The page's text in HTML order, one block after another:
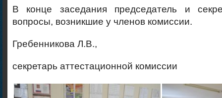
В конце заседания председатель и
вопросы, возникшие у членов комиссии.
Гребенникова Л.В.,
секретарь аттестационной комиссии